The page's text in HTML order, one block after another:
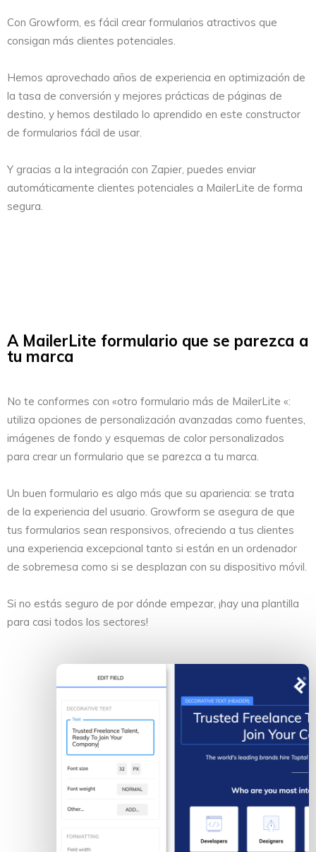
Con Growform, es fácil crear formularios atractivos que
consigan más clientes potenciales.
Hemos aprovechado años de experiencia en optimización de
la tasa de conversión y mejores prácticas de páginas de
destino, y hemos destilado lo aprendido en este constructor
de formularios fácil de usar.
Y gracias a la integración con Zapier, puedes enviar
automáticamente clientes potenciales a MailerLite de forma
segura.
A MailerLite formulario que se parezca a
tu marca
No te conformes con «otro formulario más de MailerLite «:
utiliza opciones de personalización avanzadas como fuentes,
imágenes de fondo y esquemas de color personalizados
para crear un formulario que se parezca a tu marca.
Un buen formulario es algo más que su apariencia: se trata
de la experiencia del usuario. Growform se asegura de que
tus formularios sean responsivos, ofreciendo a tus clientes
una experiencia excepcional tanto si están en un ordenador
de sobremesa como si se desplazan con su dispositivo móvil.
Si no estás seguro de por dónde empezar, ¡hay una plantilla
para casi todos los sectores!